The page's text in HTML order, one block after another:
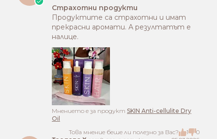
Страхотни продукти
Продуктите са страхотни и имат
прекрасни аромати. А резултатът е
налице.
Mнението е за продукт SKIN Anti-cellulite Dry
Oil
Това мнение беше ли полезно за Вас?
1 0